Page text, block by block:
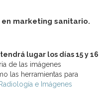
en marketing sanitario.
lugar los días 15 y 16
de las imágenes
las herramientas para
e Imágenes